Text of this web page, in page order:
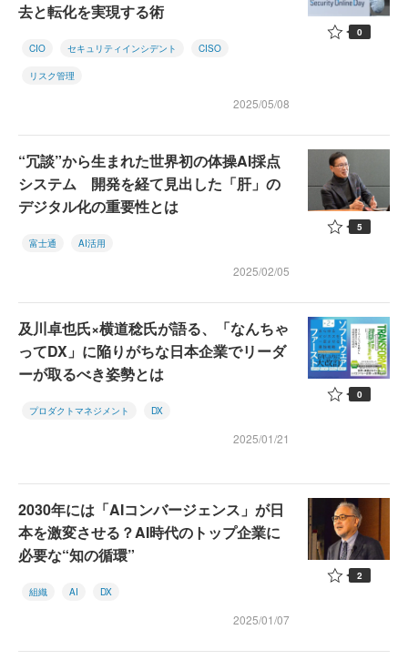
去と転化を実現する術
CIO セキュリティインシデント CISO
リスク管理
2025/05/08
0
“冗談”から生まれた世界初の体操AI採点
システム 開発を経て見出した「肝」の
デジタル化の重要性とは
富士通 AI活用
2025/02/05
5
及川卓也氏×横道稔氏が語る、「なんちゃ
ってDX」に陥りがちな日本企業でリーダ
ーが取るべき姿勢とは
プロダクトマネジメント DX
2025/01/21
0
2030年には「AIコンバージェンス」が日
本を激変させる？AI時代のトップ企業に
必要な“知の循環”
組織 AI DX
2025/01/07
2